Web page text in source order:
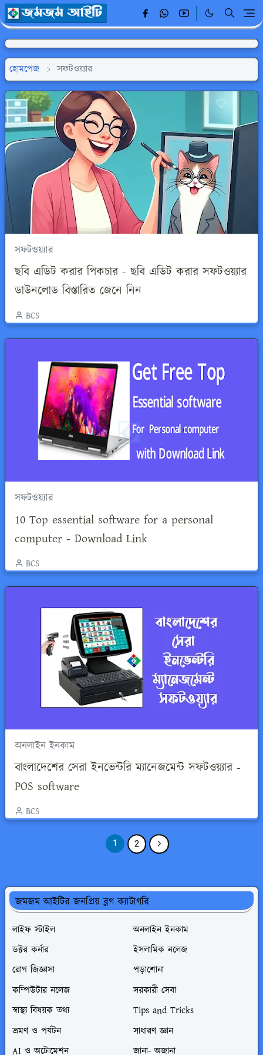
হোমপেজ সফটওয়্যার
সফটওয়্যার
ছবি এডিট করার পিকচার - ছবি এডিট করার সফটওয়্যার
ডাউনলোড বিস্তারিত জেনে নিন
BCS
সফটওয়্যার
10 Top essential software for a personal
computer - Download Link
BCS
অনলাইন ইনকাম
বাংলাদেশের সেরা ইনভেন্টরি ম্যানেজমেন্ট সফটওয়্যার -
POS software
BCS
1 2
জমজম আইটির জনপ্রিয় ব্লগ ক্যাটাগরি
লাইফ স্টাইল
অনলাইন ইনকাম
ডক্টর কর্নার
ইসলামিক নলেজ
রোগ জিজ্ঞাসা
পড়াশোনা
কম্পিউটার নলেজ
সরকারী সেবা
স্বাস্থ্য বিষয়ক তথ্য
Tips and Tricks
ভ্রমণ ও পর্যটন
সাধারণ জ্ঞান
AI ও অটোমেশন
জানা- অজানা